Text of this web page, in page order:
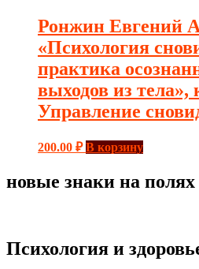
Ронжин Евгений
«Психология
практика
выходов из тела»,
Управление
200.00 ₽ В корзину
новые знаки на полях
Психология и